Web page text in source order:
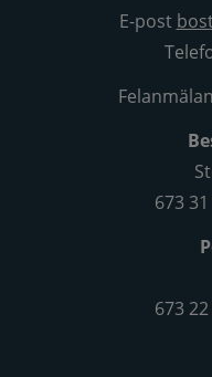
E-post
673
673